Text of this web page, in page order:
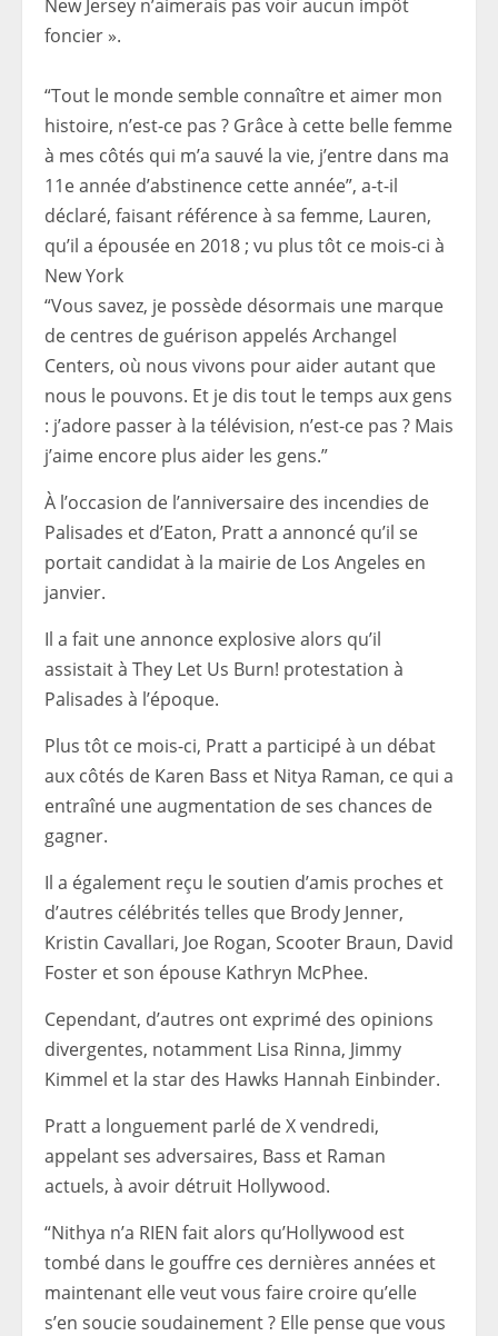
New Jersey n’aimerais pas voir aucun impôt
foncier ».
“Tout le monde semble connaître et aimer mon
histoire, n’est-ce pas ? Grâce à cette belle femme
à mes côtés qui m’a sauvé la vie, j’entre dans ma
11e année d’abstinence cette année”, a-t-il
déclaré, faisant référence à sa femme, Lauren,
qu’il a épousée en 2018 ; vu plus tôt ce mois-ci à
New York
“Vous savez, je possède désormais une marque
de centres de guérison appelés Archangel
Centers, où nous vivons pour aider autant que
nous le pouvons. Et je dis tout le temps aux gens
: j’adore passer à la télévision, n’est-ce pas ? Mais
j’aime encore plus aider les gens.”
À l’occasion de l’anniversaire des incendies de
Palisades et d’Eaton, Pratt a annoncé qu’il se
portait candidat à la mairie de Los Angeles en
janvier.
Il a fait une annonce explosive alors qu’il
assistait à They Let Us Burn! protestation à
Palisades à l’époque.
Plus tôt ce mois-ci, Pratt a participé à un débat
aux côtés de Karen Bass et Nitya Raman, ce qui a
entraîné une augmentation de ses chances de
gagner.
Il a également reçu le soutien d’amis proches et
d’autres célébrités telles que Brody Jenner,
Kristin Cavallari, Joe Rogan, Scooter Braun, David
Foster et son épouse Kathryn McPhee.
Cependant, d’autres ont exprimé des opinions
divergentes, notamment Lisa Rinna, Jimmy
Kimmel et la star des Hawks Hannah Einbinder.
Pratt a longuement parlé de X vendredi,
appelant ses adversaires, Bass et Raman
actuels, à avoir détruit Hollywood.
“Nithya n’a RIEN fait alors qu’Hollywood est
tombé dans le gouffre ces dernières années et
maintenant elle veut vous faire croire qu’elle
s’en soucie soudainement ? Elle pense que vous